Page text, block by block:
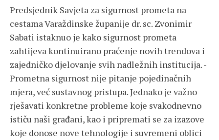
Predsjednik Savjeta za sigurnost prometa na
cestama Varaždinske županije dr. sc. Zvonimir
Sabati istaknuo je kako sigurnost prometa
zahtijeva kontinuirano praćenje novih trendova i
zajedničko djelovanje svih nadležnih institucija. -
Prometna sigurnost nije pitanje pojedinačnih
mjera, već sustavnog pristupa. Jednako je važno
rješavati konkretne probleme koje svakodnevno
ističu naši građani, kao i pripremati se za izazove
koje donose nove tehnologije i suvremeni oblici